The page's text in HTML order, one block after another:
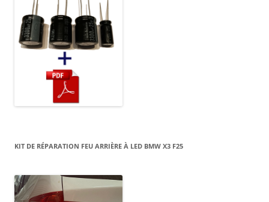
KIT DE RÉPARATION FEU ARRIÈRE À LED BMW X3 F25